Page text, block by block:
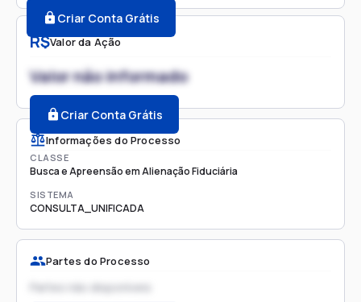
R$Valor da Ação
Valor não informado
Criar Conta Grátis
Informações do Processo
CLASSE
Busca e Apreensão em Alienação Fiduciária
SISTEMA
CONSULTA_UNIFICADA
Partes do Processo
Partes não disponíveis
Criar Conta Grátis